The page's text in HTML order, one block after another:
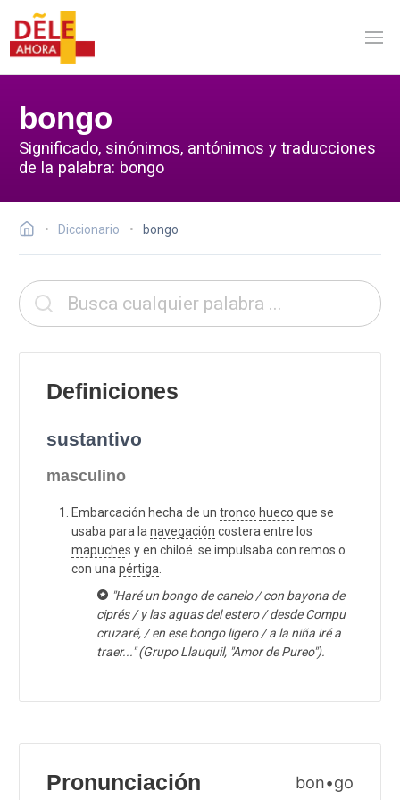
bongo
Significado, sinónimos, antónimos y traducciones
de la palabra: bongo
Diccionario bongo
Definiciones
sustantivo
masculino
Embarcación hecha de un tronco hueco que se
usaba para la navegación costera entre los
mapuches y en chiloé. se impulsaba con remos o
con una pértiga
"Haré un bongo de canelo / con bayona de
ciprés / y las aguas del estero / desde Compu
cruzaré, / en ese bongo ligero / a la niña iré a
traer..." (Grupo Llauquil, "Amor de Pureo").
Pronunciación bon•go